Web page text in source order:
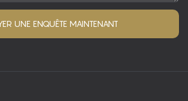
UNE ENQUÊTE MAINTENANT